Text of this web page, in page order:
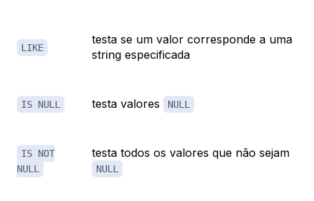
LIKE
testa se um valor corresponde a uma
string especificada
IS NULL testa valores NULL
IS NOT
NULL
testa todos os valores que não sejam
NULL